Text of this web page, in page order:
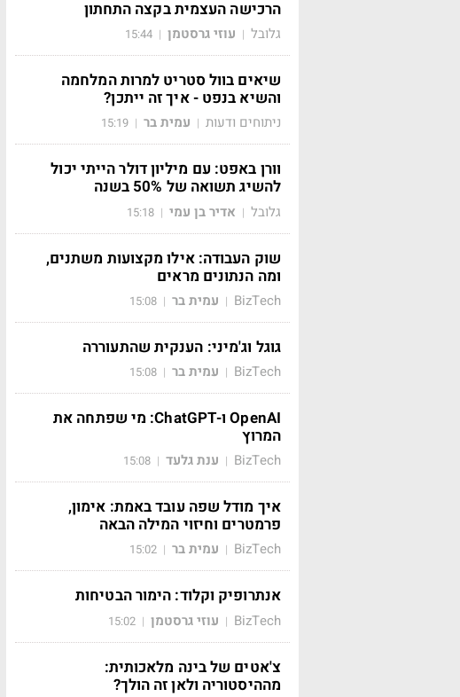
הרכישה העצמית בקצה התחתון
גלובל | עוזי גרסטמן |
15:44
שיאים בוול סטריט למרות המלחמה
והשיא בנפט - איך זה ייתכן?
ניתוחים ודעות | עמית בר |
15:19
וורן באפט: עם מיליון דולר הייתי יכול
להשיג תשואה של 50% בשנה
גלובל | אדיר בן עמי |
15:18
שוק העבודה: אילו מקצועות משתנים,
ומה הנתונים מראים
BizTech
| עמית בר |
15:08
גוגל וג'מיני: הענקית שהתעוררה
BizTech
| עמית בר |
15:08
OpenAI ו-ChatGPT: מי שפתחה את
המרוץ
BizTech
| ענת גלעד |
15:08
איך מודל שפה עובד באמת: אימון,
פרמטרים וחיזוי המילה הבאה
BizTech
| עמית בר |
15:02
אנתרופיק וקלוד: הימור הבטיחות
BizTech
| עוזי גרסטמן |
15:02
צ'אטים של בינה מלאכותית:
מההיסטוריה ולאן זה הולך?